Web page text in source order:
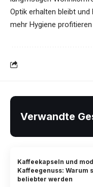
Optik erhalten bleibt
mehr Hygiene
Verwandte
Kaffeekapseln und
Kaffeegenuss: Warum
beliebter werden